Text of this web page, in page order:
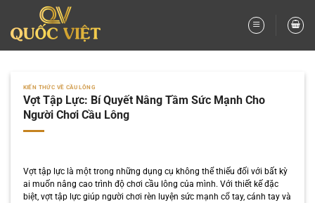
nội
dung
KIẾN THỨC VỀ CẦU LÔNG
Vợt Tập Lực: Bí Quyết Nâng Tầm Sức Mạnh Cho
Người Chơi Cầu Lông
Vợt tập lực là một trong những dụng cụ không thể thiếu đối với bất kỳ
ai muốn nâng cao trình độ chơi cầu lông của mình. Với thiết kế đặc
biệt, vợt tập lực giúp người chơi rèn luyện sức mạnh cổ tay, cánh tay và